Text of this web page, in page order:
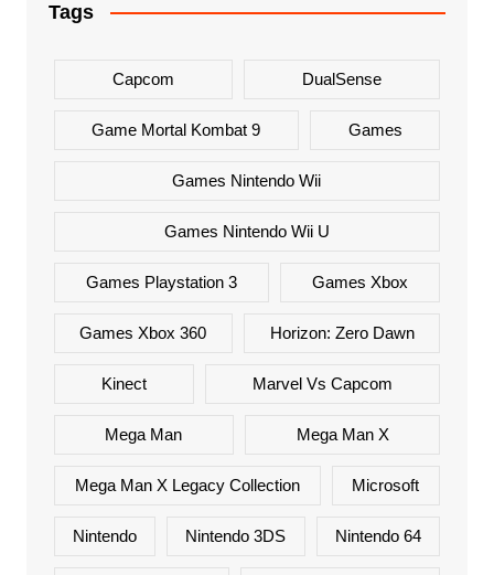
Tags
Capcom DualSense
Game Mortal Kombat 9 Games
Games Nintendo Wii
Games Nintendo Wii U
Games Playstation 3 Games Xbox
Games Xbox 360 Horizon: Zero Dawn
Kinect Marvel Vs Capcom
Mega Man Mega Man X
Mega Man X Legacy Collection Microsoft
Nintendo Nintendo 3DS Nintendo 64